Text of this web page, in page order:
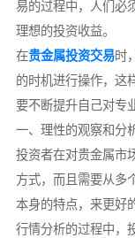
易的过程中，人们必
理想的投资收益。
在贵金属投资交易时
的时机进行操作，这
要不断提升自己对专
一、理性的观察和分
投资者在对贵金属市
方式，而且需要从多
本身的特点，来更好
行情分析的过程中，